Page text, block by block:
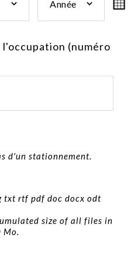
:
de
fin
travaux :
Année
(numéro
d'un stationnement.
txt rtf pdf doc docx odt
size of all files in
Mo.